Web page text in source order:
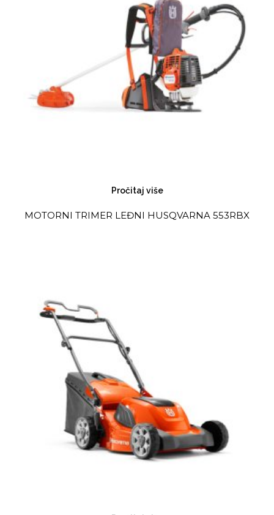
Pročitaj više
MOTORNI TRIMER LEĐNI HUSQVARNA 553RBX